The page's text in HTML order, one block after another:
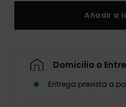
Añadir a
Domicilio o
Entrega prevista a